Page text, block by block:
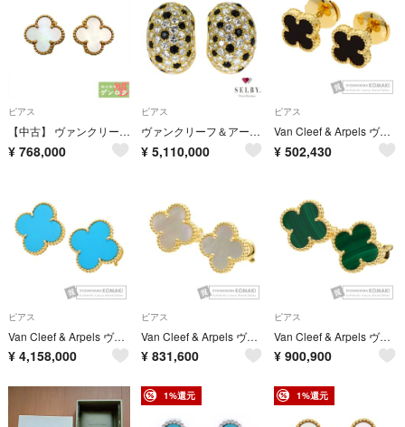
ピアス
【中古】 ヴァンクリーフ＆アーペル マザーオブパール ヴィンテージ アルハンブラ ピアス 750YG Van Cleef & Arpels【質屋】
¥ 768,000
ピアス
ヴァンクリーフ＆アーペル K18YG オニキス ダイヤモンド ピアス ビンテージ品 《セルビー銀座店》【中古】
¥ 5,110,000
ピアス
Van Cleef & Arpels ヴァンクリーフ＆アーペル スウィート アルハンブラ オニキス ピアス K18YG レディース [中古]
¥ 502,430
ピアス
Van Cleef & Arpels ヴァンクリーフ＆アーペル マジック アルハンブラ ターコイズ ピアス K18YG レディース [中古]
¥ 4,158,000
ピアス
Van Cleef & Arpels ヴァンクリーフ＆アーペル ヴィンテージ アルハンブラ シェル ピアス K18YG レディース [中古]
¥ 831,600
ピアス
Van Cleef & Arpels ヴァンクリーフ＆アーペル ヴィンテージ アルハンブラ マラカイト ピアス K18YG レディース [中古]
¥ 900,900
1%還元 1%還元